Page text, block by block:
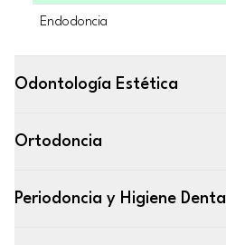
Endodoncia
Odontología Estética
Ortodoncia
Periodoncia y Higiene Dental